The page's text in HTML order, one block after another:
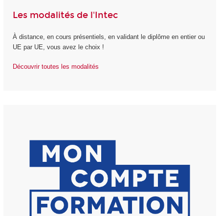
Les modalités de l'Intec
À distance, en cours présentiels, en validant le diplôme en entier ou
UE par UE, vous avez le choix !
Découvrir toutes les modalités